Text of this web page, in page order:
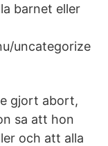
barnet eller
uncategorize
gjort abort,
sa att hon
och att alla